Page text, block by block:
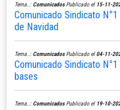
Tema..: ComunicadosPublicado el 15-11-
Comunicado Sindicato
de Navidad
Tema..: ComunicadosPublicado el 04-11-
Comunicado Sindicato
bases
Tema..: ComunicadosPublicado el 19-10-